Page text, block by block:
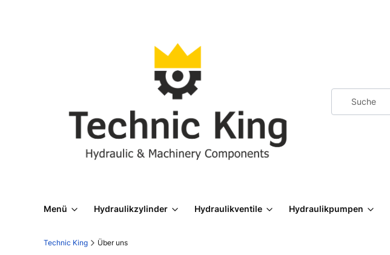
Menü Hydraulikzylinder Hydraulikventile Hydraulikpumpen
Technic King Über uns